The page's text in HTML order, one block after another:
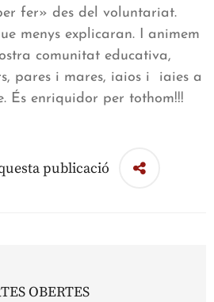
fer» des del voluntariat.
menys explicaran. I animem
comunitat educativa,
pares i mares, iaios i iaies a
És enriquidor per tothom!!!
publicació
OBERTES